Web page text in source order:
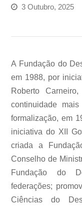
3 Outubro, 2025
A Fundação do
em 1988, por
Roberto
continuidade
formalização, em
iniciativa do XII
criada a
Conselho de
Fundação do
federações;
Ciências do